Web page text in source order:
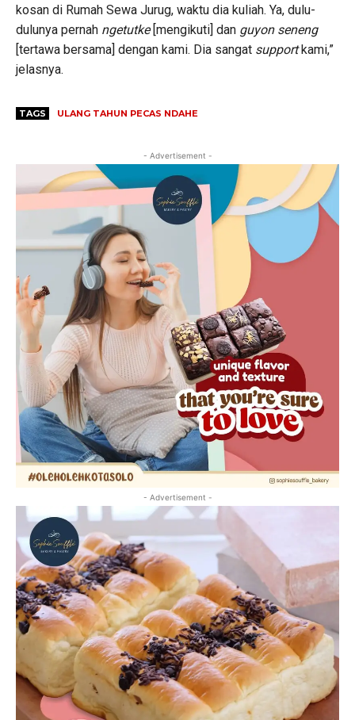
kosan di Rumah Sewa Jurug, waktu dia kuliah. Ya, dulu-
dulunya pernah ngetutke [mengikuti] dan guyon seneng
[tertawa bersama] dengan kami. Dia sangat supportkami,”
jelasnya.
TAGS ULANG TAHUN PECAS NDAHE
- Advertisement -
- Advertisement -